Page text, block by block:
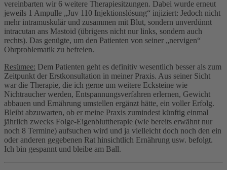
vereinbarten wir 6 weitere Therapiesitzungen. Dabei wurde erneut
jeweils 1 Ampulle „Juv 110 Injektionslösung“ injiziert: Jedoch nicht
mehr intramuskulär und zusammen mit Blut, sondern unverdünnt
intracutan ans Mastoid (übrigens nicht nur links, sondern auch
rechts). Das genügte, um den Patienten von seiner „nervigen“
Ohrproblematik zu befreien.
Resümee: Dem Patienten geht es definitiv wesentlich besser als zum
Zeitpunkt der Erstkonsultation in meiner Praxis. Aus seiner Sicht
war die Therapie, die ich gerne um weitere Ecksteine wie
Nichtraucher werden, Entspannungsverfahren erlernen, Gewicht
abbauen und Ernährung umstellen ergänzt hätte, ein voller Erfolg.
Bleibt abzuwarten, ob er meine Praxis zumindest künftig einmal
jährlich zwecks Folge-Eigenbluttherapie (wie bereits erwähnt nur
noch 8 Termine) aufsuchen wird und ja vielleicht doch noch den ein
oder anderen gegebenen Rat hinsichtlich Ernährung usw. befolgt.
Ich bin gespannt und bleibe am Ball.